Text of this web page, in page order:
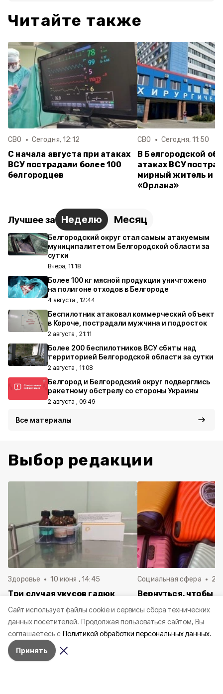
Cайт использует файлы cookie и сервисы сбора технических
данных посетителей. Продолжая пользоваться сайтом, Вы
соглашаетесь с Политикой обработки персональных данных.
Принять
Читайте также
СВО Сегодня, 12:12
С начала августа при атаках
ВСУ пострадали более 100
белгородцев
СВО Сегодня, 11:50
В Белгородской
атаках ВСУ
мирный житель и
«Орлана»
Лучшее за Неделю Месяц
Белгородский округ стал самым атакуемым
муниципалитетом Белгородской области за
сутки
Вчера, 11:18
Более 100 кг мясной продукции уничтожено
на полигоне отходов в Белгороде
4 августа , 12:44
Беспилотник атаковал коммерческий объект
в Короче, пострадали мужчина и подросток
2 августа , 21:11
Более 200 беспилотников ВСУ сбиты над
территорией Белгородской области за сутки
2 августа , 11:08
Белгород и Белгородский округ подверглись
ракетному обстрелу со стороны Украины
2 августа , 09:49
Все материалы
Выбор редакции
Здоровье 10 июня , 14:45
Три случая укусов гадюк
Белгородской области с
начала года
Социальная сфера 20
Вернуться, чтобы
в Белгородскую
пять лет